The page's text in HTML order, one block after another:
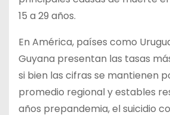
15 a 29 años.
En América, países como
Guyana presentan las tasas
si bien las cifras se mantienen
promedio regional y estables
años prepandemia, el suicidio